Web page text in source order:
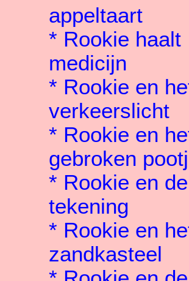
appeltaart
* Rookie haalt
medicijn
* Rookie en
verkeerslicht
* Rookie en
gebroken
* Rookie en de
tekening
* Rookie en
zandkasteel